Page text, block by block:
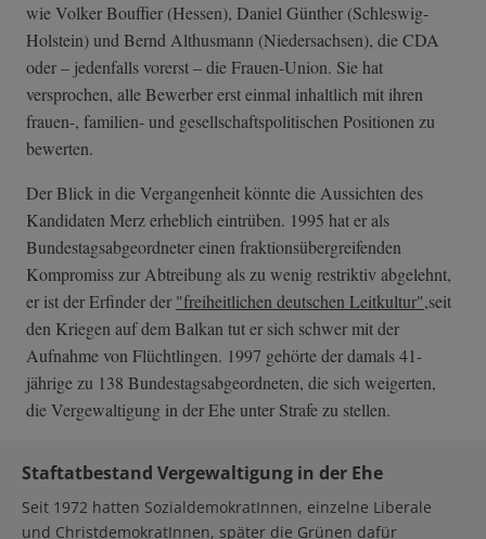
wie Volker Bouffier (Hessen), Daniel Günther (Schleswig-
Holstein) und Bernd Althusmann (Niedersachsen), die CDA
oder – jedenfalls vorerst – die Frauen-Union. Sie hat
versprochen, alle Bewerber erst einmal inhaltlich mit ihren
frauen-, familien- und gesellschaftspolitischen Positionen zu
bewerten.
Der Blick in die Vergangenheit könnte die Aussichten des
Kandidaten Merz erheblich eintrüben. 1995 hat er als
Bundestagsabgeordneter einen fraktionsübergreifenden
Kompromiss zur Abtreibung als zu wenig restriktiv abgelehnt,
er ist der Erfinder der "freiheitlichen deutschen Leitkultur",seit
den Kriegen auf dem Balkan tut er sich schwer mit der
Aufnahme von Flüchtlingen. 1997 gehörte der damals 41-
jährige zu 138 Bundestagsabgeordneten, die sich weigerten,
die Vergewaltigung in der Ehe unter Strafe zu stellen.
Staftatbestand Vergewaltigung in der Ehe
Seit 1972 hatten SozialdemokratInnen, einzelne Liberale
und ChristdemokratInnen, später die Grünen dafür